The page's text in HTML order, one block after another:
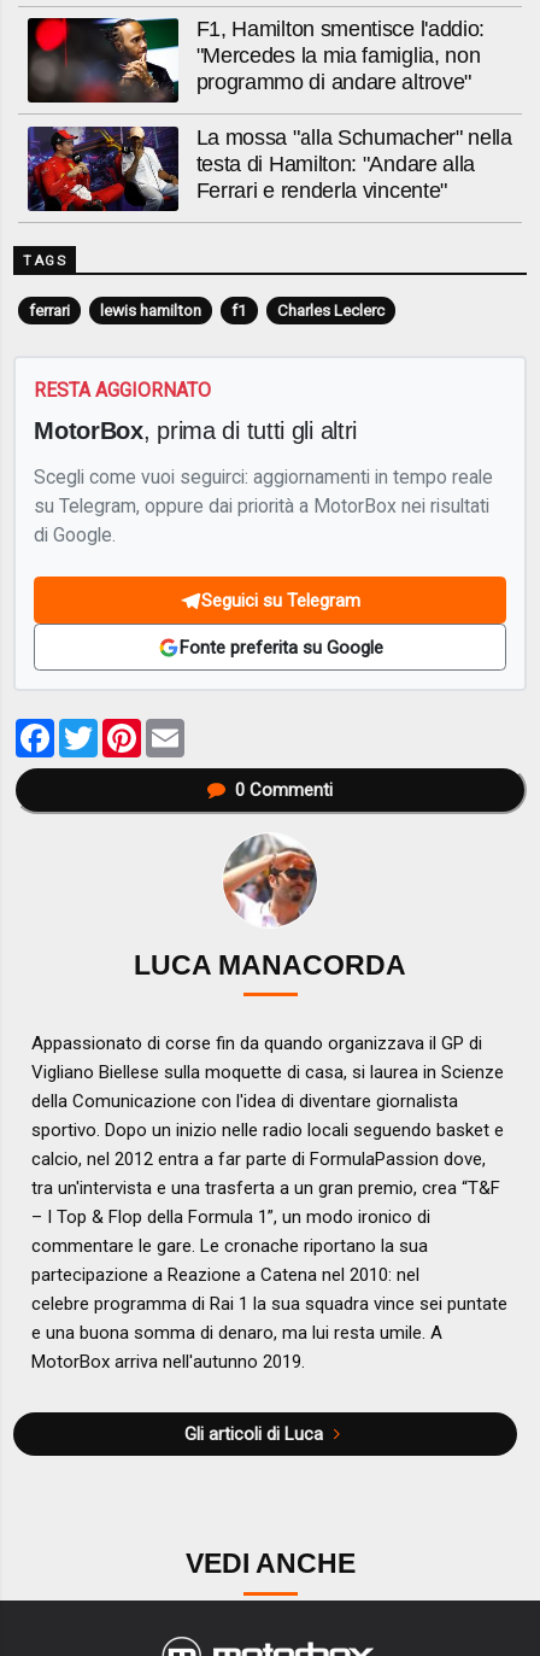
F1, Hamilton smentisce l'addio:
"Mercedes la mia famiglia, non
programmo di andare altrove"
La mossa "alla Schumacher" nella
testa di Hamilton: "Andare alla
Ferrari e renderla vincente"
TAGS
ferrari lewis hamilton f1 Charles Leclerc
RESTA AGGIORNATO
MotorBox, prima di tutti gli altri
Scegli come vuoi seguirci: aggiornamenti in tempo reale
su Telegram, oppure dai priorità a MotorBox nei risultati
di Google.
Seguici su Telegram
Fonte preferita su Google
Facebook
TwitterPinterest
0Commenti
LUCA MANACORDA
Appassionato di corse fin da quando organizzava il GP di
Vigliano Biellese sulla moquette di casa, si laurea in Scienze
della Comunicazione con l'idea di diventare giornalista
sportivo. Dopo un inizio nelle radio locali seguendo basket e
calcio, nel 2012 entra a far parte di FormulaPassion dove,
tra un'intervista e una trasferta a un gran premio, crea “T&F
– I Top & Flop della Formula 1”, un modo ironico di
commentare le gare. Le cronache riportano la sua
partecipazione a Reazione a Catena nel 2010: nel
celebre programma di Rai 1 la sua squadra vince sei puntate
e una buona somma di denaro, ma lui resta umile. A
MotorBox arriva nell'autunno 2019.
Gli articoli di Luca
VEDI ANCHE